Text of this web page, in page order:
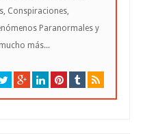
Conspiraciones,
Paranormales y
más...